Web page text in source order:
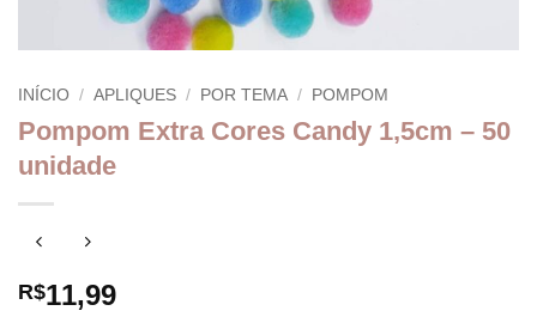
INÍCIO / APLIQUES / POR TEMA / POMPOM
Pompom Extra Cores Candy 1,5cm – 50
unidade
R$11,99